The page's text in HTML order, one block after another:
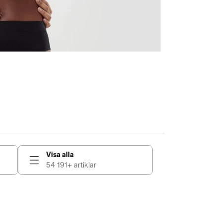
Visa alla
54 191+ artiklar